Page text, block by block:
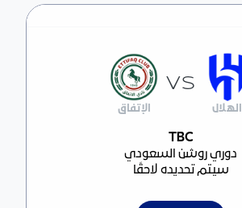
مركز المباراةTBC
دوري روشن السعودي
سيتم تحديده لاحقًا
الهلال
VS
الإتفاق